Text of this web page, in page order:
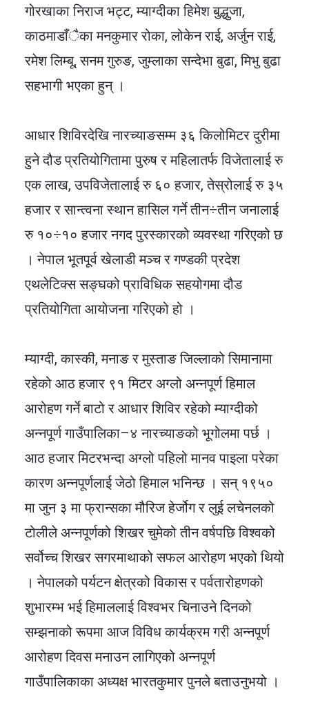
गोरखाका निराज भट्ट, म्याग्दीका हिमेश बुद्धुजा,
काठमाडाँैका मनकुमार रोका, लोकेन राई, अर्जुन राई,
रमेश लिम्बू, सनम गुरुङ, जुम्लाका सन्देभा बुढा, मिभु बुढा
सहभागी भएका हुन् ।
आधार शिविरदेखि नारच्याङसम्म ३६ किलोमिटर दुरीमा
हुने दौड प्रतियोगितामा पुरुष र महिलातर्फ विजेतालाई रु
एक लाख, उपविजेतालाई रु ६० हजार, तेस्रोलाई रु ३५
हजार र सान्त्वना स्थान हासिल गर्ने तीन÷तीन जनालाई
रु १०÷१० हजार नगद पुरस्कारको व्यवस्था गरिएको छ
। नेपाल भूतपूर्व खेलाडी मञ्च र गण्डकी प्रदेश
एथलेटिक्स सङ्घको प्राविधिक सहयोगमा दौड
प्रतियोगिता आयोजना गरिएको हो ।
म्याग्दी, कास्की, मनाङ र मुस्ताङ जिल्लाको सिमानामा
रहेको आठ हजार ९१ मिटर अग्लो अन्नपूर्ण हिमाल
आरोहण गर्ने बाटो र आधार शिविर रहेको म्याग्दीको
अन्नपूर्ण गाउँपालिका–४ नारच्याङको भूगोलमा पर्छ ।
आठ हजार मिटरभन्दा अग्लो पहिलो मानव पाइला परेका
कारण अन्नपूर्णलाई जेठो हिमाल भनिन्छ । सन् १९५०
मा जुन ३ मा फ्रान्सका मौरिज हेर्जोग र लुई लचेनलको
टोलीले अन्नपूर्णको शिखर चुमेको तीन वर्षपछि विश्वको
सर्वोच्च शिखर सगरमाथाको सफल आरोहण भएको थियो
। नेपालको पर्यटन क्षेत्रको विकास र पर्वतारोहणको
शुभारम्भ भई हिमाललाई विश्वभर चिनाउने दिनको
सम्झनाको रूपमा आज विविध कार्यक्रम गरी अन्नपूर्ण
आरोहण दिवस मनाउन लागिएको अन्नपूर्ण
गाउँपालिकाका अध्यक्ष भारतकुमार पुनले बताउनुभयो ।